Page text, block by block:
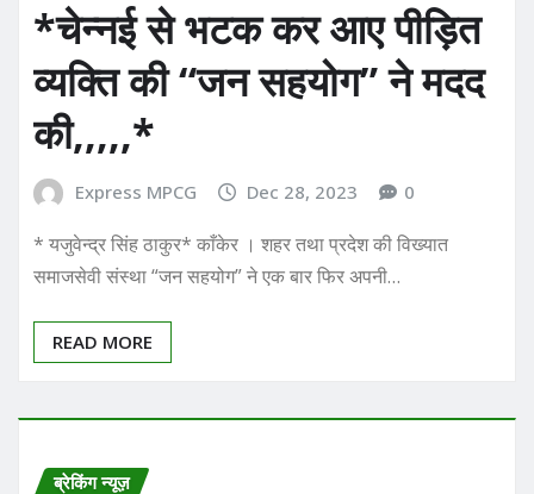
*चेन्नई से भटक कर आए पीड़ित
व्यक्ति की “जन सहयोग” ने मदद
की,,,,,*
Express MPCG Dec 28, 2023 0
* यजुवेन्द्र सिंह ठाकुर* काँकेर । शहर तथा प्रदेश की विख्यात
समाजसेवी संस्था “जन सहयोग” ने एक बार फिर अपनी…
READ MORE
ब्रेकिंग न्यूज़